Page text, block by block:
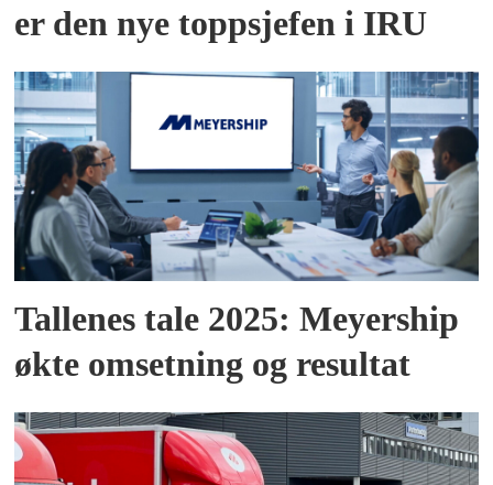
er den nye toppsjefen i IRU
Tallenes tale 2025: Meyership
økte omsetning og resultat